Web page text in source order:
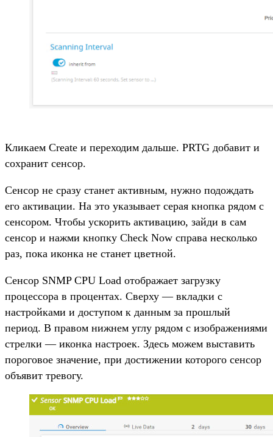
Кликаем Create и переходим дальше. PRTG добавит и
сохранит сенсор.
Сенсор не сразу станет активным, нужно подождать
его активации. На это указывает серая кнопка рядом с
сенсором. Чтобы ускорить активацию, зайди в сам
сенсор и нажми кнопку Check Now справа несколько
раз, пока иконка не станет цветной.
Сенсор SNMP CPU Load отображает загрузку
процессора в процентах. Сверху — вкладки c
настройками и доступом к данным за прошлый
период. В правом нижнем углу рядом с изображениями
стрелки — иконка настроек. Здесь можем выставить
пороговое значение, при достижении которого сенсор
объявит тревогу.